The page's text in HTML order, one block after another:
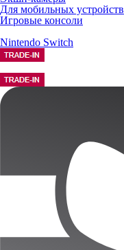
Для мобильных устройств
Игровые консоли
Nintendo Switch